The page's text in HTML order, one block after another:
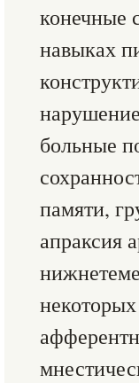
конечные
навыках
больные
памяти,
апраксия